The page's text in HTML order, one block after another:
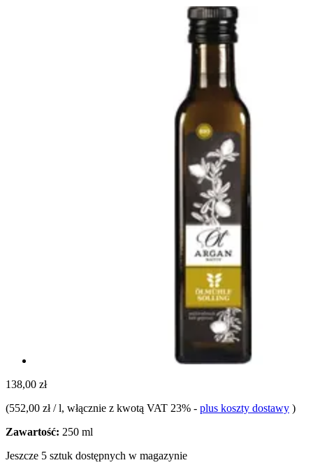
138,00 zł
(552,00 zł / l, włącznie z kwotą VAT 23% - plus koszty dostawy )
Zawartość: 250 ml
Jeszcze 5 sztuk dostępnych w magazynie